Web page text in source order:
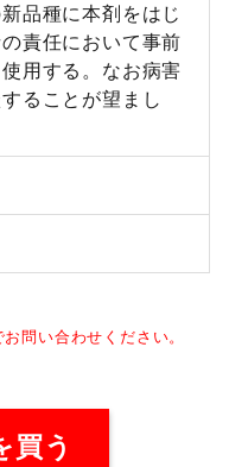
品種に本剤をはじ
責任において事前
用する。なお病害
ることが望まし
問い合わせください。
買う